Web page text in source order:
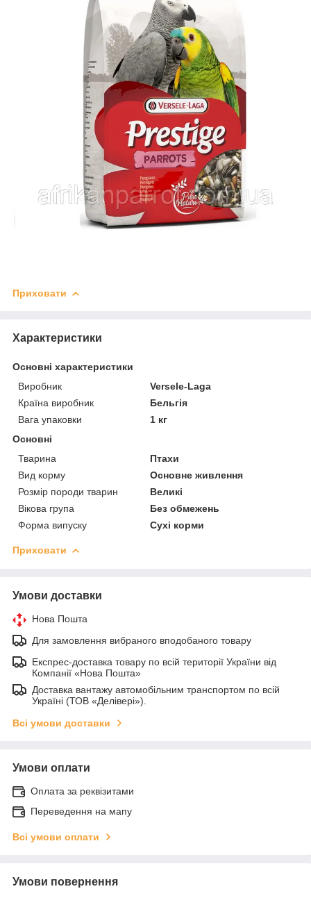
Приховати
Характеристики
Основні характеристики
Виробник
Versele-Laga
Країна виробник
Бельгія
Вага упаковки
1 кг
Основні
Тварина
Птахи
Вид корму
Основне живлення
Розмір породи тварин
Великі
Вікова група
Без обмежень
Форма випуску
Сухі корми
Приховати
Умови доставки
Нова Пошта
Для замовлення вибраного вподобаного товару
Експрес-доставка товару по всій території України від
Компанії «Нова Пошта»
Доставка вантажу автомобільним транспортом по всій
Україні (ТОВ «Делівері»).
Всі умови доставки
Умови оплати
Оплата за реквізитами
Переведення на мапу
Всі умови оплати
Умови повернення